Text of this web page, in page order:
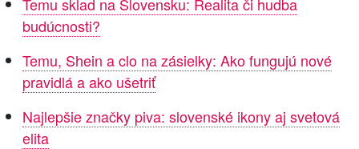
budúcnosti?
Temu, Shein a clo na zásielky: Ako fungujú nové
pravidlá a ako ušetriť
Najlepšie značky piva: slovenské ikony aj svetová
elita